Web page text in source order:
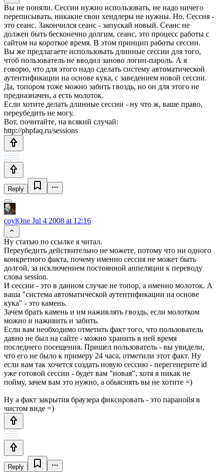
Вы не поняли. Сессии нужно использовать, не надо ничего
переписывать, никакие свои хендлеры не нужны. Но. Сессия -
это сеанс. Закончился сеанс - запускай новый. Сеанс не
должен быть бесконечно долгим, сеанс, это процесс работы с
сайтом на короткое время. В этом принцип работы сессии.
Вы же предлагаете использовать длинные сессии для того,
чтоб пользователь не вводил заново логин-пароль. А я
говорю, что для этого надо сделать систему автоматической
аутентификации на основе кука, с заведением новой сессии.
Да, топором тоже можно забить гвоздь, но он для этого не
предназначен, а есть молоток.
Если хотите делать длинные сессии - ну что ж, ваше право,
переубедить не могу.
Вот, почитайте, на всякий случай:
http://phpfaq.ru/sessions
Reply
coylOne Jul 4 2008 at 12:16
Ну статью по ссылке я читал.
Переубедить действительно не можете, потому что ни одного
конкретного факта, почему именно сессия не может быть
долгой, за исключением постоянной аппеляции к переводу
слова session.
И сессии - это в данном случае не топор, а именно молоток. А
ваша "система автоматической аутентификации на основе
кука" - это камень.
Зачем брать камень и им наживлять гвоздь, если молотком
можно и наживить и забить.
Если вам необходимо отметить факт того, что пользователь
давно не был на сайте - можно хранить в ней время
последнего посещения. Пришел пользователь - вы увидели,
что его не было к примеру 24 часа, отметили этот факт. Ну
если вам так хочется создать новую сессию - перегенерите id
уже готовой сессии - будет вам "новая", хотя я никак не
пойму, зачем вам это нужно, а обьяснять вы не хотите =)
Ну а факт закрытия браузера фиксировать - это паранойя в
чистом виде =)
Reply